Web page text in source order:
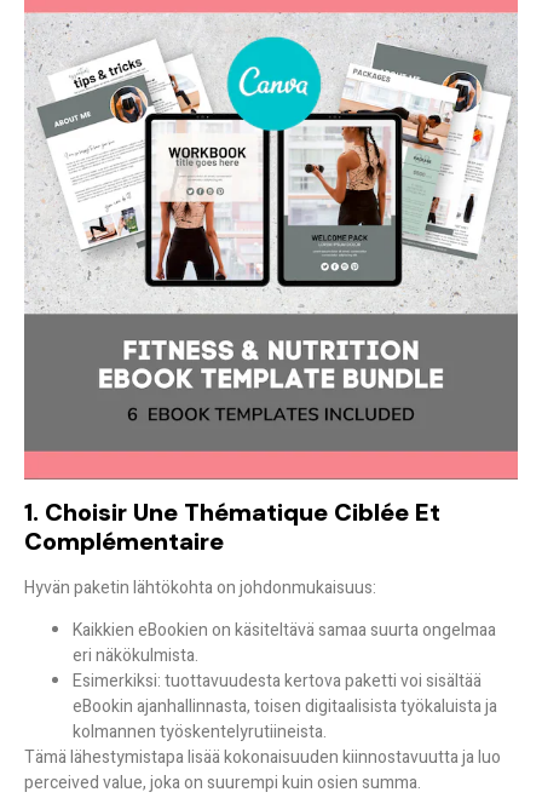
1. Choisir Une Thématique Ciblée Et
Complémentaire
Hyvän paketin lähtökohta on johdonmukaisuus:
Kaikkien eBookien on käsiteltävä samaa suurta ongelmaa
eri näkökulmista.
Esimerkiksi: tuottavuudesta kertova paketti voi sisältää
eBookin ajanhallinnasta, toisen digitaalisista työkaluista ja
kolmannen työskentelyrutiineista.
Tämä lähestymistapa lisää kokonaisuuden kiinnostavuutta ja luo
perceived value, joka on suurempi kuin osien summa.